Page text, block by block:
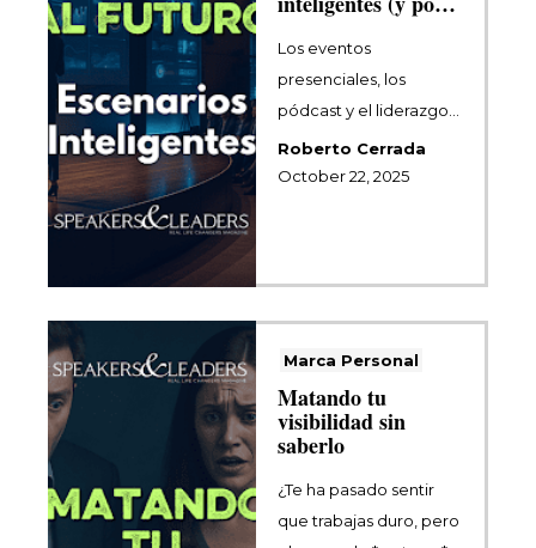
ser ventaja
competitiv...
Los eventos
presenciales, los
pódcast y el liderazgo
de opinión están
marcando una nueva
Roberto Cerrada
October 22, 2025
Marca Personal
Matando tu
visibilidad sin
saberlo
¿Te ha pasado sentir
que trabajas duro, pero